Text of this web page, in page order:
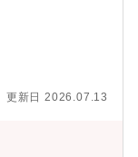
た。■仕事内
スをよりスムー
なく、AIを活用
の価値を最大化す
のある業務に携
ータ分析■購買シ
進■部門企画・戦
に関して】部内に
ツした雰囲気では
」としての活動
更新日 2026.07.13